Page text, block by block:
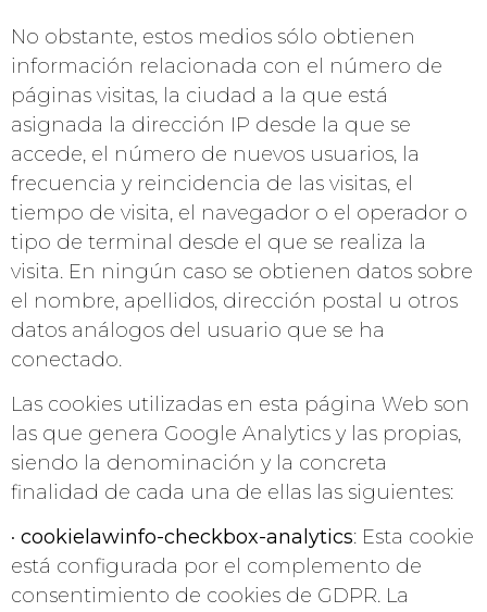
No obstante, estos medios sólo obtienen
información relacionada con el número de
páginas visitas, la ciudad a la que está
asignada la dirección IP desde la que se
accede, el número de nuevos usuarios, la
frecuencia y reincidencia de las visitas, el
tiempo de visita, el navegador o el operador o
tipo de terminal desde el que se realiza la
visita. En ningún caso se obtienen datos sobre
el nombre, apellidos, dirección postal u otros
datos análogos del usuario que se ha
conectado.
Las cookies utilizadas en esta página Web son
las que genera Google Analytics y las propias,
siendo la denominación y la concreta
finalidad de cada una de ellas las siguientes:
• cookielawinfo-checkbox-analytics: Esta cookie
está configurada por el complemento de
consentimiento de cookies de GDPR. La